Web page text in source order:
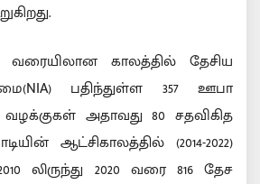
வரையிலான காலத்தில் தேசிய
பதிந்துள்ள 357 ஊபா
வழக்குகள் அதாவது 80 சதவிகித
ஆட்சிகாலத்தில் (2014-2022)
லிருந்து 2020 வரை 816 தேச